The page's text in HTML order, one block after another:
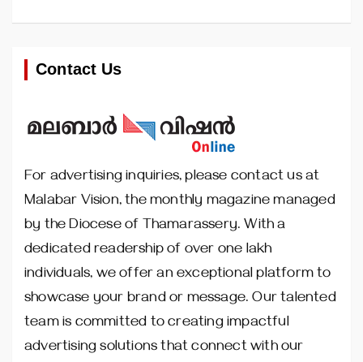
Contact Us
For advertising inquiries, please contact us at
Malabar Vision, the monthly magazine managed
by the Diocese of Thamarassery. With a
dedicated readership of over one lakh
individuals, we offer an exceptional platform to
showcase your brand or message. Our talented
team is committed to creating impactful
advertising solutions that connect with our